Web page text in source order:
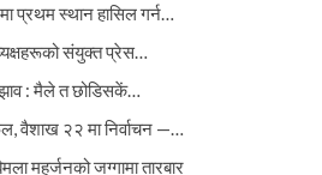
प्रथम स्थान हासिल गर्न…
संयुक्त प्रेस…
: मैले त छोडिसकें…
वैशाख २२ मा निर्वाचन —…
महर्जनको जग्गामा तारबार